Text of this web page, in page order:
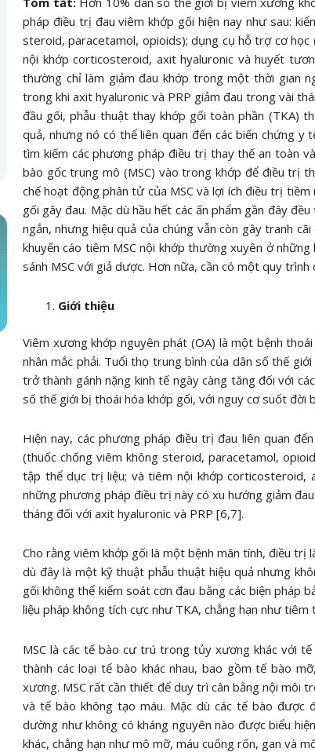
pháp điều trị đau viêm khớp gối hiện nay như sau:
steroid, paracetamol, opioids); dụng cụ hỗ trợ cơ học
nội khớp corticosteroid, axit hyaluronic và huyết
thường chỉ làm giảm đau khớp trong một thời gian
trong khi axit hyaluronic và PRP giảm đau trong vài
đầu gối, phẫu thuật thay khớp gối toàn phần (TKA)
quả, nhưng nó có thể liên quan đến các biến chứng
tìm kiếm các phương pháp điều trị thay thế an toàn
bào gốc trung mô (MSC) vào trong khớp để điều trị
chế hoạt động phân tử của MSC và lợi ích điều trị
gối gây đau. Mặc dù hầu hết các ấn phẩm gần đây
ngắn, nhưng hiệu quả của chúng vẫn còn gây tranh
khuyến cáo tiêm MSC nội khớp thường xuyên ở
sánh MSC với giả dược. Hơn nữa, cần có một quy
Giới thiệu
Viêm xương khớp nguyên phát (OA) là một bệnh
nhân mắc phải. Tuổi thọ trung bình của dân số thế
trở thành gánh nặng kinh tế ngày càng tăng đối với
số thế giới bị thoái hóa khớp gối, với nguy cơ suốt đời
Hiện nay, các phương pháp điều trị đau liên quan
(thuốc chống viêm không steroid, paracetamol,
tập thể dục trị liệu; và tiêm nội khớp corticosteroid,
những phương pháp điều trị này có xu hướng giảm
tháng đối với axit hyaluronic và PRP [6,7].
Cho rằng viêm khớp gối là một bệnh mãn tính, điều
dù đây là một kỹ thuật phẫu thuật hiệu quả nhưng
gối không thể kiểm soát cơn đau bằng các biện pháp
liệu pháp không tích cực như TKA, chẳng hạn như
MSC là các tế bào cư trú trong tủy xương khác với
thành các loại tế bào khác nhau, bao gồm tế bào
xương. MSC rất cần thiết để duy trì cân bằng nội
và tế bào không tạo máu. Mặc dù các tế bào được
dường như không có kháng nguyên nào được biểu
khác, chẳng hạn như mô mỡ, máu cuống rốn, gan và